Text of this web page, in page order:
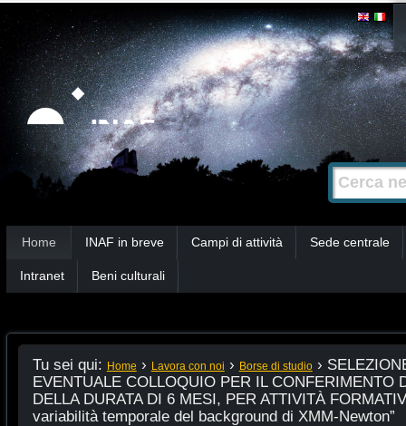
Strumenti
personali
Salta
contenuti.
|
Salta
alla
navigazione
Cerca nel
Ricerca
avanzata…
Home INAF in breve Campi di attività Sede centrale
Intranet Beni culturali
Tu sei qui: Home › Lavora con noi › Borse di studio ›
EVENTUALE COLLOQUIO PER IL CONFERIMENTO
DELLA DURATA DI 6 MESI, PER ATTIVITÀ
variabilità temporale del background di XMM-Newton”